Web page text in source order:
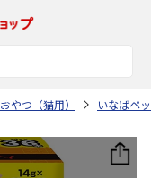
おやつ（猫用） いなばペ